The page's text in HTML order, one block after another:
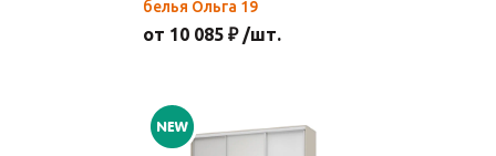
белья Ольга 19
от 10 085 ₽ /шт.